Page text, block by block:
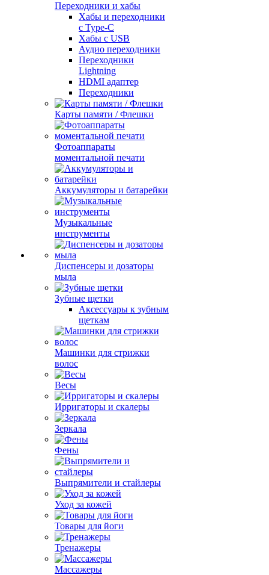
Переходники и хабы
Хабы и переходники
с Type-C
Хабы с USB
Аудио переходники
Переходники
Lightning
HDMI адаптер
Переходники
Карты памяти / Флешки
Фотоаппараты
моментальной печати
Аккумуляторы и батарейки
Музыкальные
инструменты
Диспенсеры и дозаторы
мыла
Зубные щетки
Аксессуары к зубным
щеткам
Машинки для стрижки
волос
Весы
Ирригаторы и скалеры
Зеркала
Фены
Выпрямители и стайлеры
Уход за кожей
Товары для йоги
Тренажеры
Массажеры